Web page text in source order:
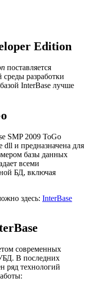
Edition
поставляется
среды разработки
InterBase лучше
SMP 2009 ToGo
dll и предназначена для
базы данных
всеми
БД, включая
здесь: InterBase
современных
В последних
ряд технологий